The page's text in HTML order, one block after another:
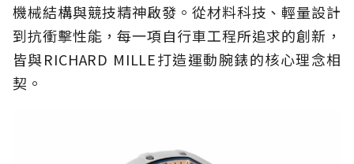
機械結構與競技精神啟發。從材料科技、輕量設計
到抗衝擊性能，每一項自行車工程所追求的創新，
皆與RICHARD MILLE打造運動腕錶的核心理念相
契。